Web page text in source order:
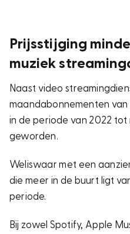
Prijsstijging
muziek
Naast video
maandabonnementen
in de periode van 2022 tot
geworden.
Weliswaar met een
die meer in de buurt ligt
periode.
Bij zowel Spotify, Apple